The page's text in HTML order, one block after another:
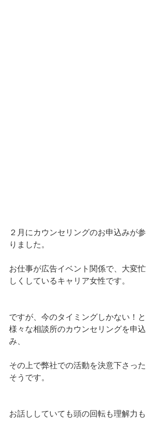
２月にカウンセリングのお申込みが参
りました。
お仕事が広告イベント関係で、大変忙
しくしているキャリア女性です。
ですが、今のタイミングしかない！と
様々な相談所のカウンセリングを申込
み、
その上で弊社での活動を決意下さった
そうです。
お話ししていても頭の回転も理解力も